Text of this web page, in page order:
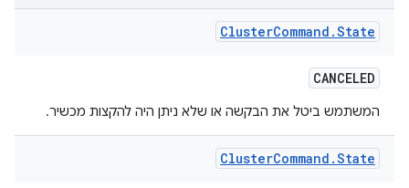
ClusterCommand .State
CANCELED
המשתמש ביטל את הבקשה או שלא ניתן היה להקצות מכשיר.
ClusterCommand .State